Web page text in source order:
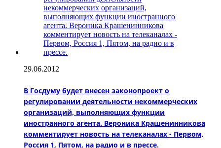
29.06.2012
В Госдуму будет внесен законопроект о
регулировании деятельности некоммерческих
организаций, выполняющих функции
иностранного агента. Вероника Крашенинникова
комментирует новость на телеканалах - Первом,
Россия 1, Пятом, на радио и в прессе.